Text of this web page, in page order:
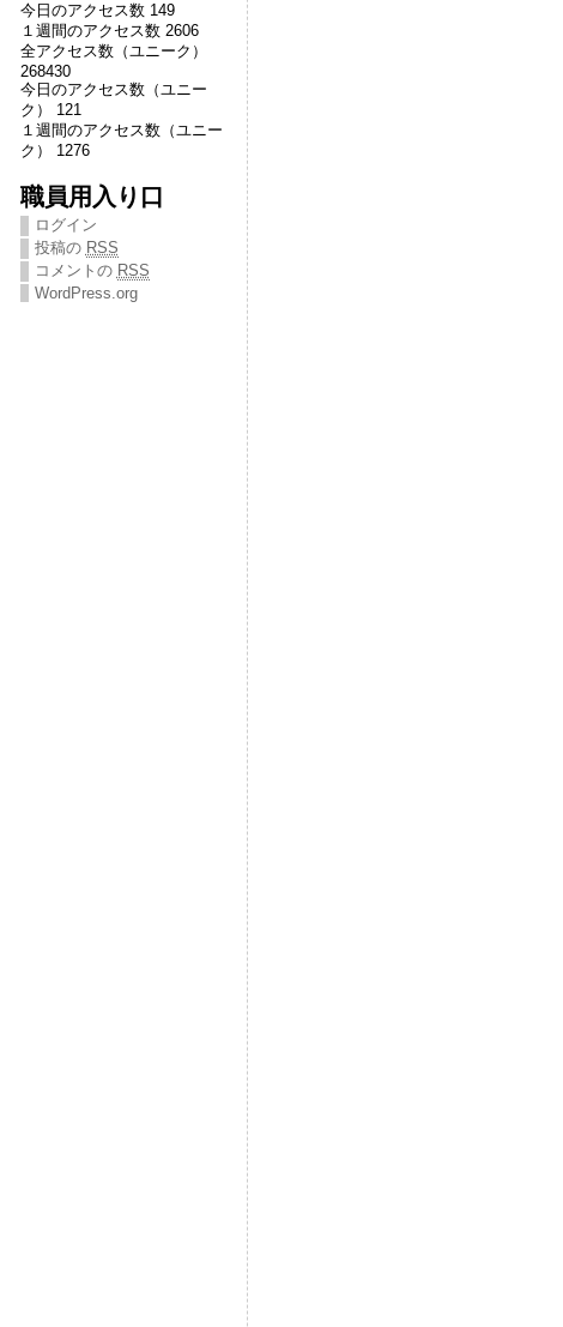
今日のアクセス数 149
１週間のアクセス数 2606
全アクセス数（ユニーク）
268430
今日のアクセス数（ユニー
ク） 121
１週間のアクセス数（ユニー
ク） 1276
職員用入り口
ログイン
投稿の RSS
コメントの RSS
WordPress.org